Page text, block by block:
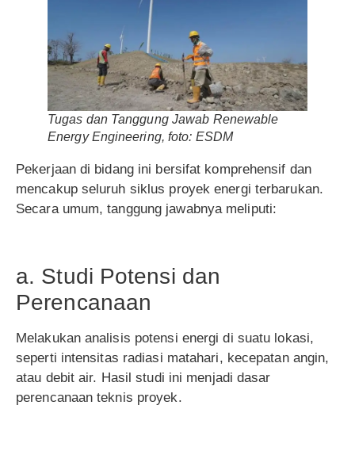
Tugas dan Tanggung Jawab Renewable
Energy Engineering, foto: ESDM
Pekerjaan di bidang ini bersifat komprehensif dan
mencakup seluruh siklus proyek energi terbarukan.
Secara umum, tanggung jawabnya meliputi:
a. Studi Potensi dan
Perencanaan
Melakukan analisis potensi energi di suatu lokasi,
seperti intensitas radiasi matahari, kecepatan angin,
atau debit air. Hasil studi ini menjadi dasar
perencanaan teknis proyek.